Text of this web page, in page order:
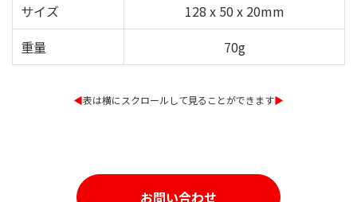
サイズ
128 x 50 x 20mm
重量
70g
◀︎表は横にスクロールして見ることができます▶︎
お問い合わせ